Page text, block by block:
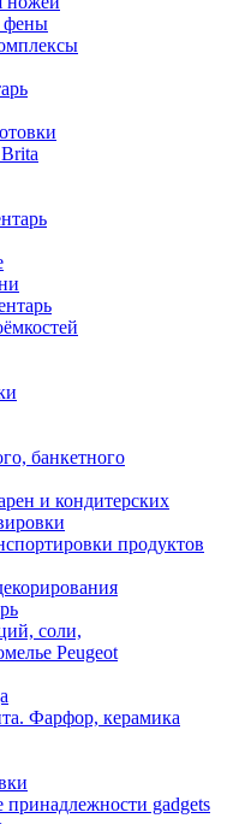
фены
банкетного
и кондитерских
продуктов
соли,
Peugeot
Фарфор, керамика
gadgets